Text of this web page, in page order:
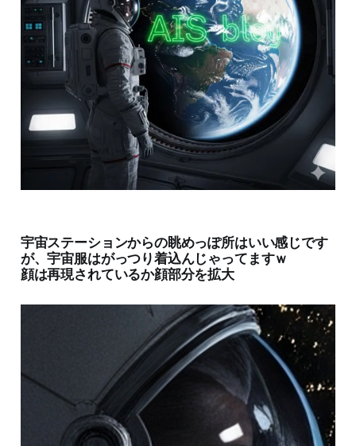
宇宙ステーションからの眺めっぽ所はいい感じです
が、宇宙服はがっつり着込んじゃってますｗ
顔は再現されているか顔部分を拡大